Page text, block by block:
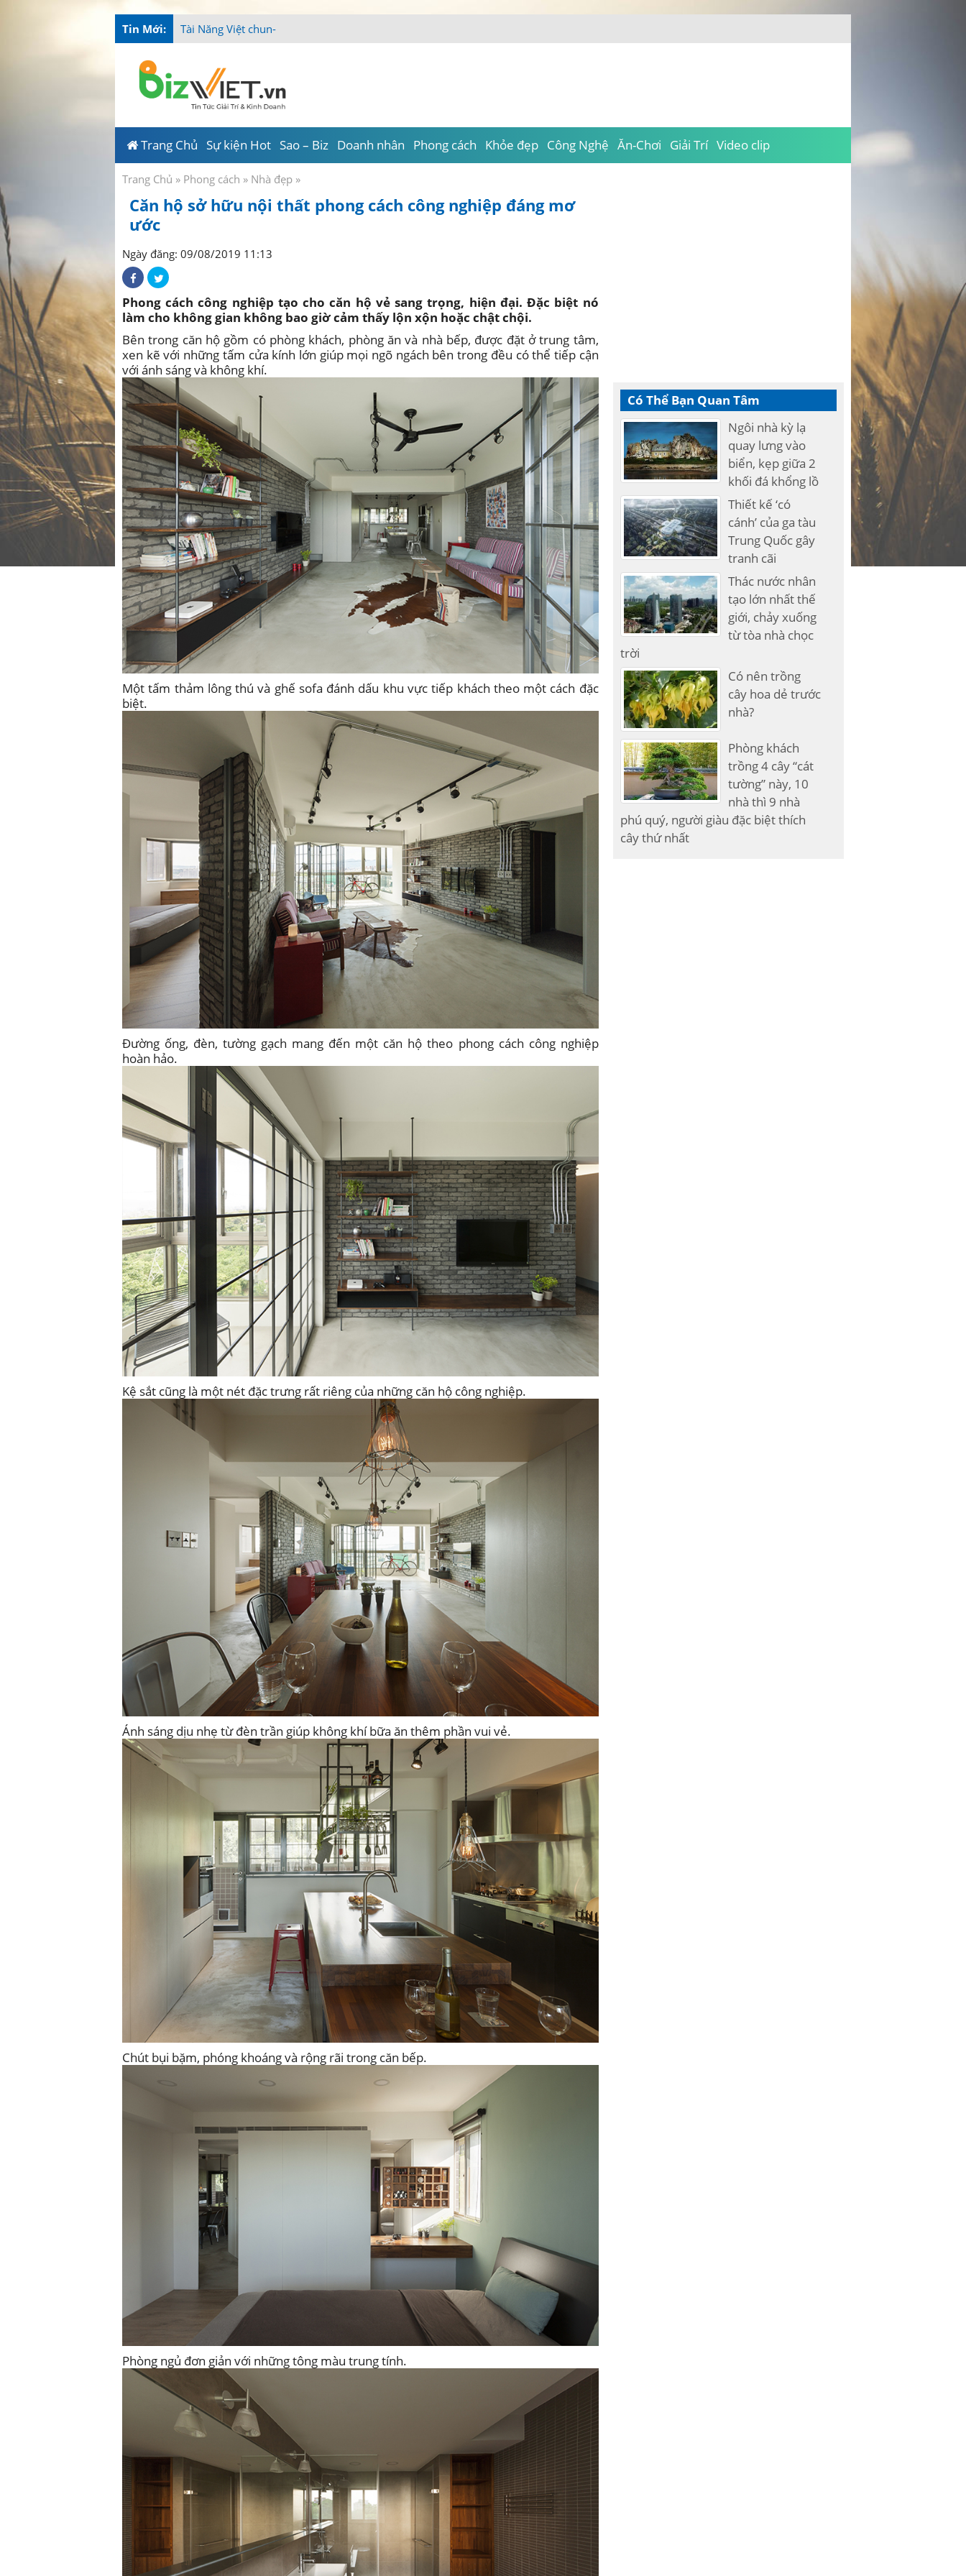
Tin Mới: Tài Năng Việt chung tay mùa lũ – lan toả yêu thương vì đồng bào v
Trang Chủ Sự kiện Hot Sao – Biz Doanh nhân Phong cách Khỏe đẹp Công Nghệ Ăn-Chơi Giải Trí Video clip
Trang Chủ » Phong cách » Nhà đẹp »
Căn hộ sở hữu nội thất phong cách công nghiệp đáng mơ
ước
Ngày đăng: 09/08/2019 11:13
Phong cách công nghiệp tạo cho căn hộ vẻ sang trọng, hiện đại. Đặc biệt nó
làm cho không gian không bao giờ cảm thấy lộn xộn hoặc chật chội.
Bên trong căn hộ gồm có phòng khách, phòng ăn và nhà bếp, được đặt ở trung tâm,
xen kẽ với những tấm cửa kính lớn giúp mọi ngõ ngách bên trong đều có thể tiếp cận
với ánh sáng và không khí.
Một tấm thảm lông thú và ghế sofa đánh dấu khu vực tiếp khách theo một cách đặc
biệt.
Đường ống, đèn, tường gạch mang đến một căn hộ theo phong cách công nghiệp
hoàn hảo.
Kệ sắt cũng là một nét đặc trưng rất riêng của những căn hộ công nghiệp.
Ánh sáng dịu nhẹ từ đèn trần giúp không khí bữa ăn thêm phần vui vẻ.
Chút bụi bặm, phóng khoáng và rộng rãi trong căn bếp.
Phòng ngủ đơn giản với những tông màu trung tính.
Có Thể Bạn Quan Tâm
Ngôi nhà kỳ lạ
quay lưng vào
biển, kẹp giữa 2
khối đá khổng lồ
Thiết kế ‘có
cánh’ của ga tàu
Trung Quốc gây
tranh cãi
Thác nước nhân
tạo lớn nhất thế
giới, chảy xuống
từ tòa nhà chọc
trời
Có nên trồng
cây hoa dẻ trước
nhà?
Phòng khách
trồng 4 cây “cát
tường” này, 10
nhà thì 9 nhà
phú quý, người giàu đặc biệt thích
cây thứ nhất